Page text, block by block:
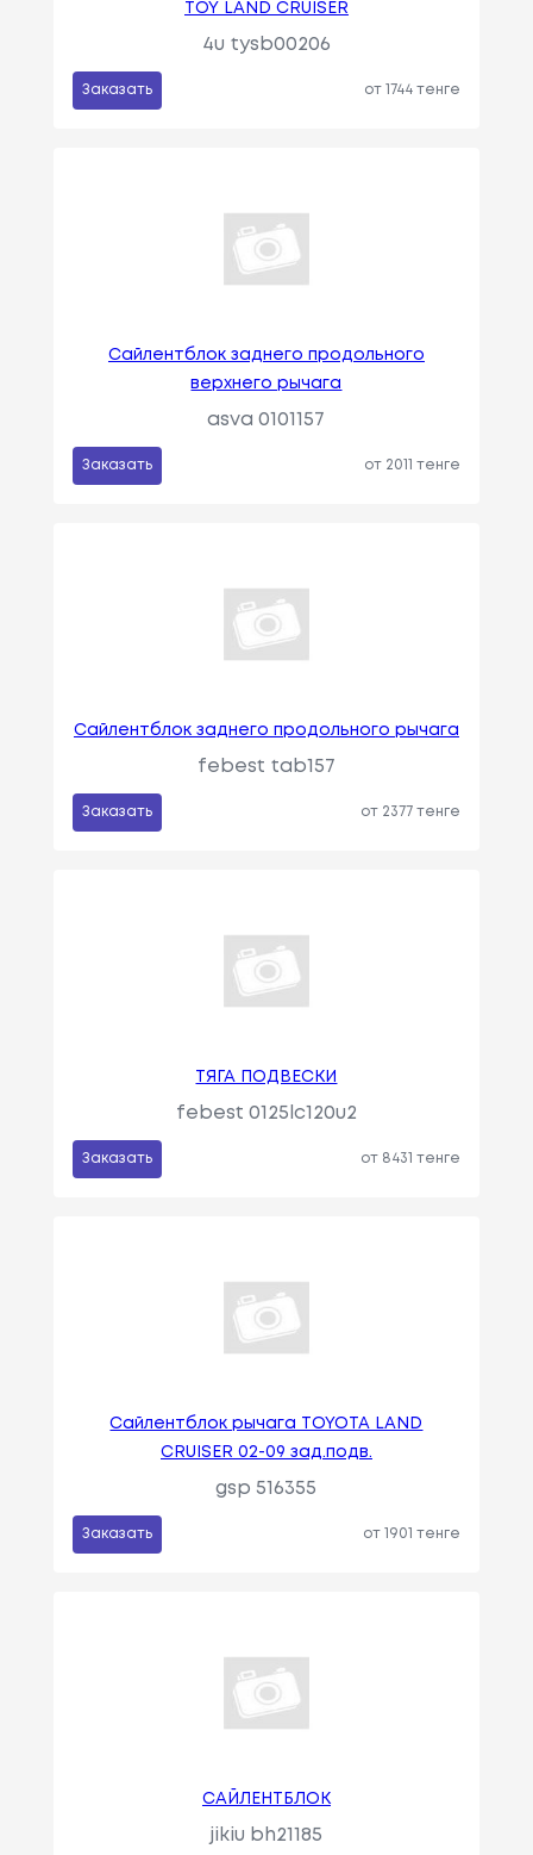
TOY LAND CRUISER
4u tysb00206
Заказать от 1744 тенге
Сайлентблок заднего продольного
верхнего рычага
asva 0101157
Заказать от 2011 тенге
Сайлентблок заднего продольного рычага
febest tab157
Заказать от 2377 тенге
ТЯГА ПОДВЕСКИ
febest 0125lc120u2
Заказать от 8431 тенге
Сайлентблок рычага TOYOTA LAND
CRUISER 02-09 зад.подв.
gsp 516355
Заказать от 1901 тенге
САЙЛЕНТБЛОК
jikiu bh21185